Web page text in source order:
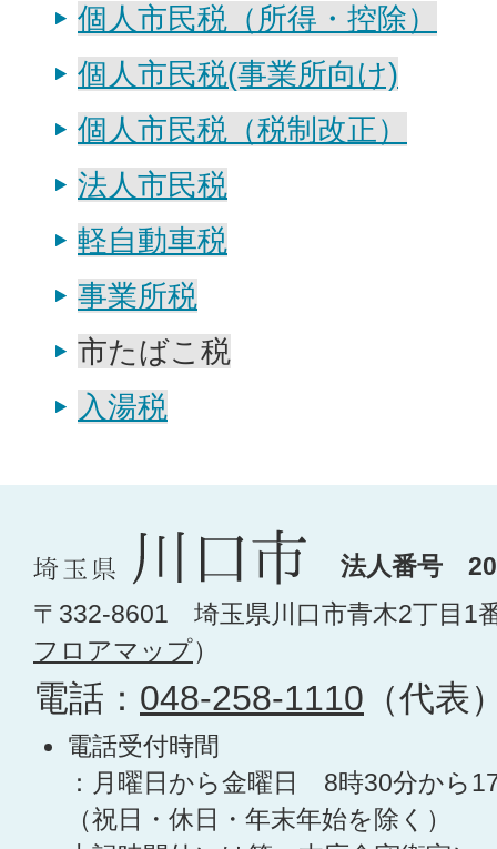
個人市民税（所得・控除）
個人市民税(事業所向け)
個人市民税（税制改正）
法人市民税
軽自動車税
事業所税
市たばこ税
入湯税
法人番号
〒332-8601 埼玉県川口市青木2丁目1
フロアマップ）
電話： 048-258-1110 （代表
電話受付時間
：月曜日から金曜日 8時30分から
（祝日・休日・年末年始を除く）